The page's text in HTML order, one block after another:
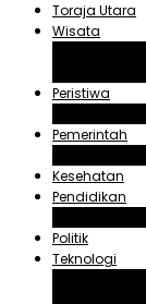
Toraja Utara
Wisata
Peristiwa
Pemerintah
Kesehatan
Pendidikan
Politik
Teknologi